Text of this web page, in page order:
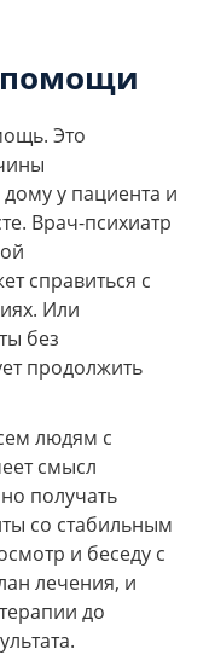
помощи
Это
у пациента и
Врач-психиатр
справиться с
Или
без
продолжить
людям с
смысл
получать
со стабильным
и беседу с
лечения, и
до